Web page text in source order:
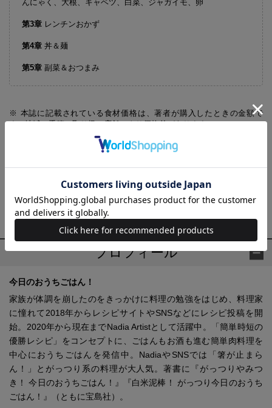
んにゃく、大根、キャベツ、白菜、ジャガイモ、卵
第3章 レンチンおかず
第4章 丼＆麺
第5章 副菜＆おつまみ
※ 本誌に記載されている食材価格は、著者が購入したときの金額で
す。地域、季節、取り扱い店舗により価格差があります。
【あわせ買い時の配送について】
せての一括配送となります。
ご注意ください。別々の配送をご希望の場合は、お手数をおかけします
が、それぞれ個別にお買い求めください。
プロフィール
今日のおうちごはん！
家族が体調を崩したのをきっかけに料理の勉強をはじめ、料理家
に憧れて2018年からレシピサイトやSNSなどにレシピ投稿を開
始。2020年から現在までNadia Artistとして活躍中。「簡単時短の
優勝レシピ」をコンセプトに、ごはんもお酒も進む簡単肉料理を
中心におうちごはんを発信中。NadiaやSNSでは「箸が止まら
ん！」とがっつり系の料理が大人気。著書に『がっつりやみつ
き！ 今日のおうちごはん！』『白米泥棒！ がっつり今日のおうち
ごはん！』（ともに宝島社）。